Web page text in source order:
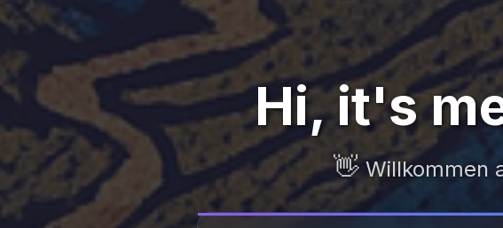
Hi, it's me :)
👋Willkommen